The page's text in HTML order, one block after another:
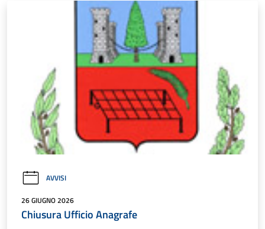
AVVISI
26 GIUGNO 2026
Chiusura Ufficio Anagrafe